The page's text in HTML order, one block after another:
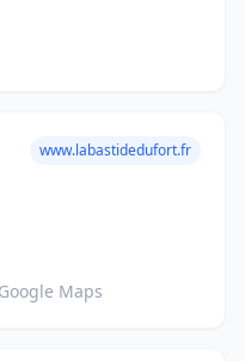
www.labastidedufort.fr
Google Maps